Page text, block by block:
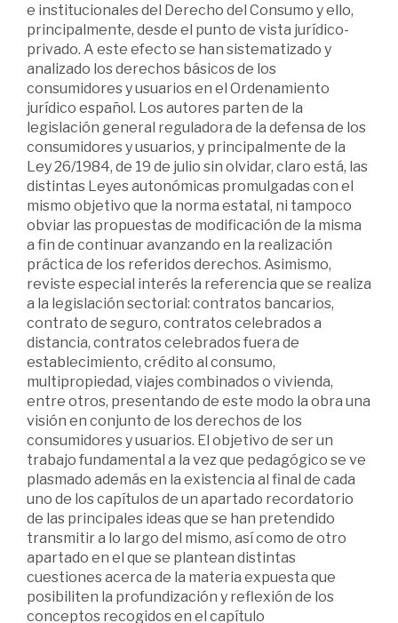
e institucionales del Derecho del Consumo y ello,
principalmente, desde el punto de vista jurídico-
privado. A este efecto se han sistematizado y
analizado los derechos básicos de los
consumidores y usuarios en el Ordenamiento
jurídico español. Los autores parten de la
legislación general reguladora de la defensa de los
consumidores y usuarios, y principalmente de la
Ley 26/1984, de 19 de julio sin olvidar, claro está, las
distintas Leyes autonómicas promulgadas con el
mismo objetivo que la norma estatal, ni tampoco
obviar las propuestas de modificación de la misma
a fin de continuar avanzando en la realización
práctica de los referidos derechos. Asimismo,
reviste especial interés la referencia que se realiza
a la legislación sectorial: contratos bancarios,
contrato de seguro, contratos celebrados a
distancia, contratos celebrados fuera de
establecimiento, crédito al consumo,
multipropiedad, viajes combinados o vivienda,
entre otros, presentando de este modo la obra una
visión en conjunto de los derechos de los
consumidores y usuarios. El objetivo de ser un
trabajo fundamental a la vez que pedagógico se ve
plasmado además en la existencia al final de cada
uno de los capítulos de un apartado recordatorio
de las principales ideas que se han pretendido
transmitir a lo largo del mismo, así como de otro
apartado en el que se plantean distintas
cuestiones acerca de la materia expuesta que
posibiliten la profundización y reflexión de los
conceptos recogidos en el capítulo